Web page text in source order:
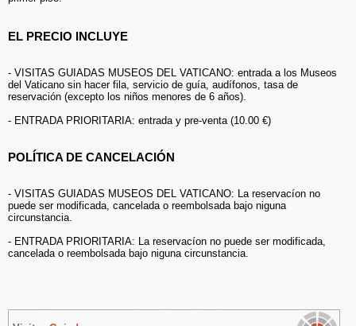
EL PRECIO INCLUYE
- VISITAS GUIADAS MUSEOS DEL VATICANO: entrada a los Museos
del Vaticano sin hacer fila, servicio de guía, audífonos, tasa de
reservación (excepto los niños menores de 6 años).
- ENTRADA PRIORITARIA: entrada y pre-venta (10.00 €)
POLÍTICA DE CANCELACIÓN
- VISITAS GUIADAS MUSEOS DEL VATICANO: La reservacíon no
puede ser modificada, cancelada o reembolsada bajo niguna
circunstancia.
- ENTRADA PRIORITARIA: La reservacíon no puede ser modificada,
cancelada o reembolsada bajo niguna circunstancia.